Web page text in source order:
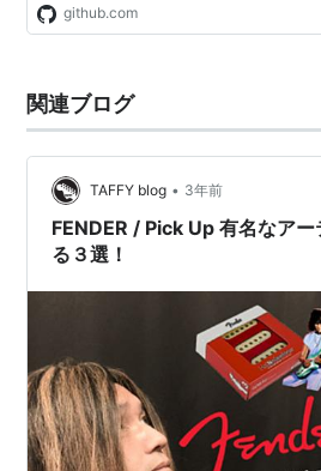
github.com
関連ブログ
TAFFY blog • 3年前
FENDER / Pick Up 有名なア
る３選！